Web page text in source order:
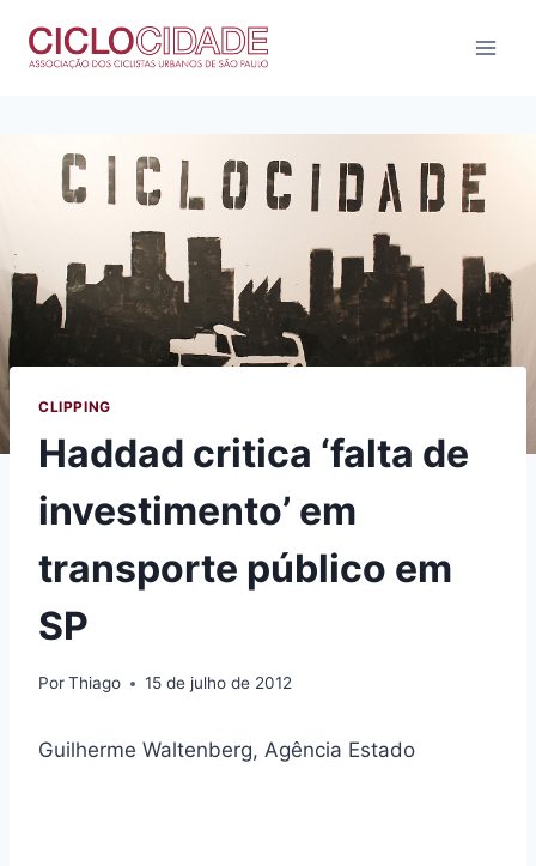
para
CLIPPING
Haddad critica ‘falta de
investimento’ em
transporte público em
SP
PorThiago 15 de julho de 2012
Guilherme Waltenberg, Agência Estado